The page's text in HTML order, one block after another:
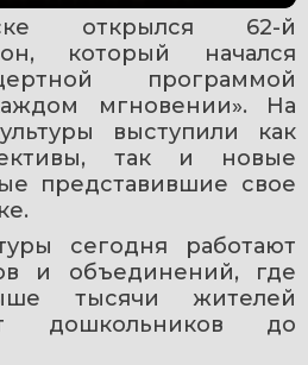
открылся 62-й
который начался
программой
мгновении». На
выступили как
так и новые
представившие свое
сегодня работают
и объединений, где
тысячи жителей
до